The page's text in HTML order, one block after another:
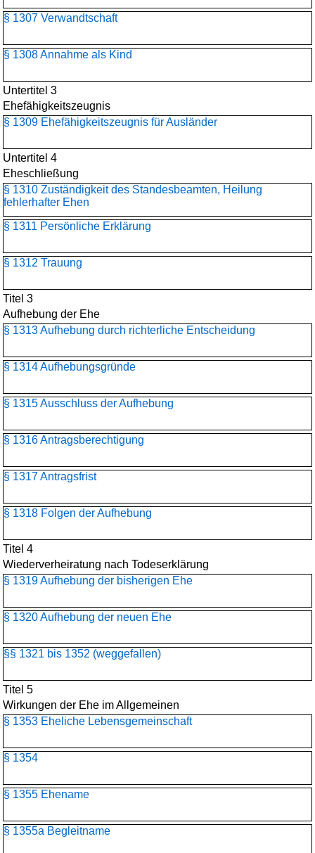
§ 1307 Verwandtschaft
§ 1308 Annahme als Kind
Untertitel 3
Ehefähigkeitszeugnis
§ 1309 Ehefähigkeitszeugnis für Ausländer
Untertitel 4
Eheschließung
§ 1310 Zuständigkeit des Standesbeamten, Heilung
fehlerhafter Ehen
§ 1311 Persönliche Erklärung
§ 1312 Trauung
Titel 3
Aufhebung der Ehe
§ 1313 Aufhebung durch richterliche Entscheidung
§ 1314 Aufhebungsgründe
§ 1315 Ausschluss der Aufhebung
§ 1316 Antragsberechtigung
§ 1317 Antragsfrist
§ 1318 Folgen der Aufhebung
Titel 4
Wiederverheiratung nach Todeserklärung
§ 1319 Aufhebung der bisherigen Ehe
§ 1320 Aufhebung der neuen Ehe
§§ 1321 bis 1352 (weggefallen)
Titel 5
Wirkungen der Ehe im Allgemeinen
§ 1353 Eheliche Lebensgemeinschaft
§ 1354
§ 1355 Ehename
§ 1355a Begleitname